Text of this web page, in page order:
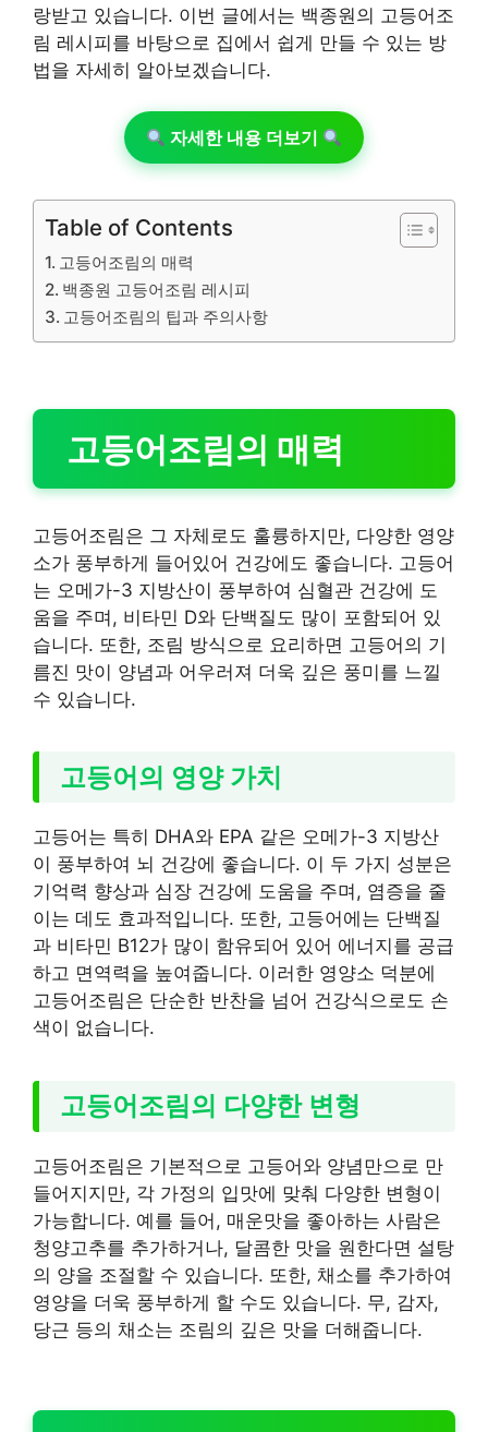
랑받고 있습니다. 이번 글에서는 백종원의 고등어조
림 레시피를 바탕으로 집에서 쉽게 만들 수 있는 방
법을 자세히 알아보겠습니다.
자세한 내용 더보기
Table of Contents
고등어조림의 매력
백종원 고등어조림 레시피
고등어조림의 팁과 주의사항
고등어조림의 매력
고등어조림은 그 자체로도 훌륭하지만, 다양한 영양
소가 풍부하게 들어있어 건강에도 좋습니다. 고등어
는 오메가-3 지방산이 풍부하여 심혈관 건강에 도
움을 주며, 비타민 D와 단백질도 많이 포함되어 있
습니다. 또한, 조림 방식으로 요리하면 고등어의 기
름진 맛이 양념과 어우러져 더욱 깊은 풍미를 느낄
수 있습니다.
고등어의 영양 가치
고등어는 특히 DHA와 EPA 같은 오메가-3 지방산
이 풍부하여 뇌 건강에 좋습니다. 이 두 가지 성분은
기억력 향상과 심장 건강에 도움을 주며, 염증을 줄
이는 데도 효과적입니다. 또한, 고등어에는 단백질
과 비타민 B12가 많이 함유되어 있어 에너지를 공급
하고 면역력을 높여줍니다. 이러한 영양소 덕분에
고등어조림은 단순한 반찬을 넘어 건강식으로도 손
색이 없습니다.
고등어조림의 다양한 변형
고등어조림은 기본적으로 고등어와 양념만으로 만
들어지지만, 각 가정의 입맛에 맞춰 다양한 변형이
가능합니다. 예를 들어, 매운맛을 좋아하는 사람은
청양고추를 추가하거나, 달콤한 맛을 원한다면 설탕
의 양을 조절할 수 있습니다. 또한, 채소를 추가하여
영양을 더욱 풍부하게 할 수도 있습니다. 무, 감자,
당근 등의 채소는 조림의 깊은 맛을 더해줍니다.